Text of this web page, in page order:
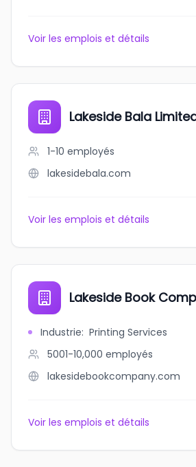
Voir les emplois et détails
Lakeside Bala
1-10 employés
lakesidebala.com
Voir les emplois et détails
Lakeside Book
Industrie: Printing Services
5001-10,000 employés
lakesidebookcompany.com
Voir les emplois et détails